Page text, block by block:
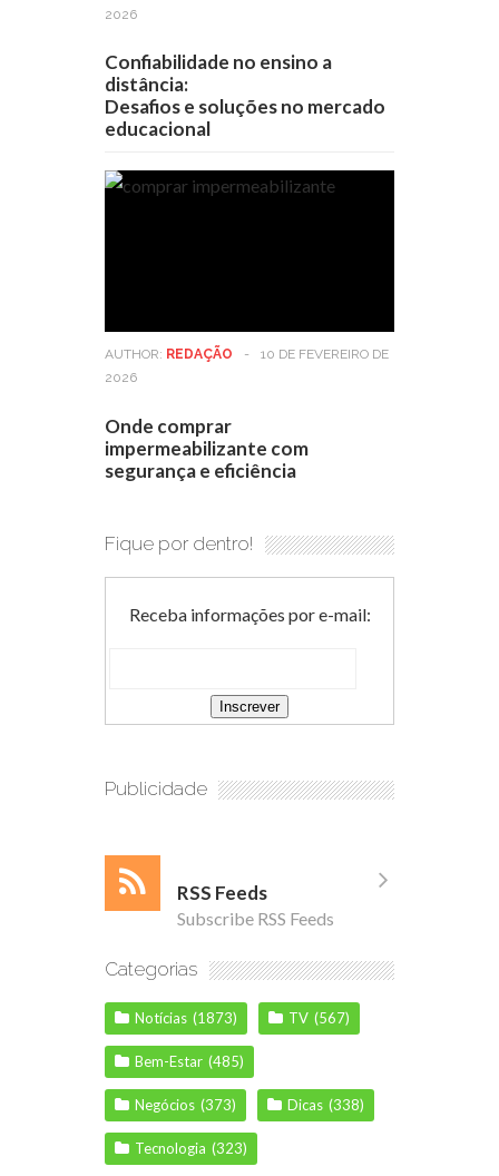
2026
Confiabilidade no ensino a
distância:
Desafios e soluções no mercado
educacional
AUTHOR: REDAÇÃO -
10 DE FEVEREIRO DE
2026
Onde comprar
impermeabilizante com
segurança e eficiência
Fique por dentro!
Receba informações por e-mail:
Publicidade
RSS Feeds
Subscribe RSS Feeds
Categorias
Notícias (1873) TV (567)
Bem-Estar (485)
Negócios (373) Dicas (338)
Tecnologia (323)